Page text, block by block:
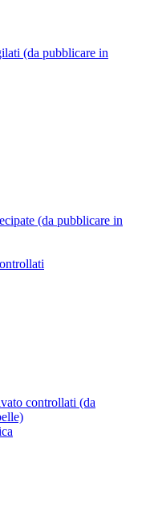
(da pubblicare in
(da pubblicare in
controllati (da